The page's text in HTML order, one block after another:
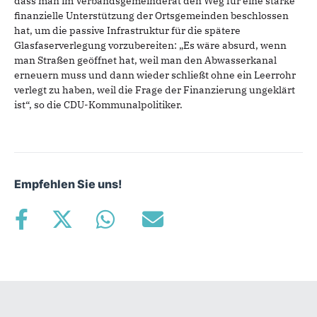
finanzielle Unterstützung der Ortsgemeinden beschlossen
hat, um die passive Infrastruktur für die spätere
Glasfaserverlegung vorzubereiten: „Es wäre absurd, wenn
man Straßen geöffnet hat, weil man den Abwasserkanal
erneuern muss und dann wieder schließt ohne ein Leerrohr
verlegt zu haben, weil die Frage der Finanzierung ungeklärt
ist“, so die CDU-Kommunalpolitiker.
Empfehlen Sie uns!